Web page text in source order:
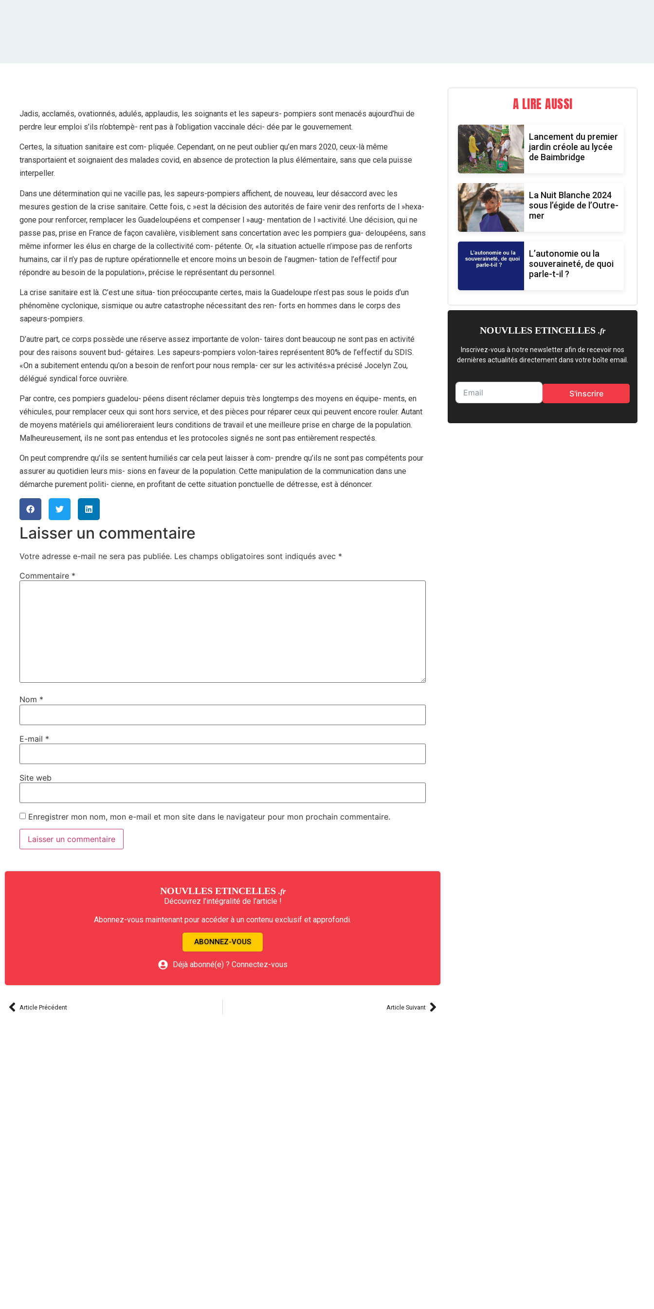
Jadis, acclamés, ovationnés, adulés, applaudis, les soignants et les sapeurs- pompiers sont menacés aujourd’hui de
perdre leur emploi s’ils n’obtempè- rent pas à l’obligation vaccinale déci- dée par le gouvernement.
Certes, la situation sanitaire est com- pliquée. Cependant, on ne peut oublier qu’en mars 2020, ceux-là même
transportaient et soignaient des malades covid, en absence de protection la plus élémentaire, sans que cela puisse
interpeller.
Dans une détermination qui ne vacille pas, les sapeurs-pompiers affichent, de nouveau, leur désaccord avec les
mesures gestion de la crise sanitaire. Cette fois, c »est la décision des autorités de faire venir des renforts de l »hexa-
gone pour renforcer, remplacer les Guadeloupéens et compenser l »aug- mentation de l »activité. Une décision, qui ne
passe pas, prise en France de façon cavalière, visiblement sans concertation avec les pompiers gua- deloupéens, sans
même informer les élus en charge de la collectivité com- pétente. Or, «la situation actuelle n’impose pas de renforts
humains, car il n’y pas de rupture opérationnelle et encore moins un besoin de l’augmen- tation de l’effectif pour
répondre au besoin de la population», précise le représentant du personnel.
La crise sanitaire est là. C’est une situa- tion préoccupante certes, mais la Guadeloupe n’est pas sous le poids d’un
phénomène cyclonique, sismique ou autre catastrophe nécessitant des ren- forts en hommes dans le corps des
sapeurs-pompiers.
D’autre part, ce corps possède une réserve assez importante de volon- taires dont beaucoup ne sont pas en activité
pour des raisons souvent bud- gétaires. Les sapeurs-pompiers volon-taires représentent 80% de l’effectif du SDIS.
«On a subitement entendu qu’on a besoin de renfort pour nous rempla- cer sur les activités»a précisé Jocelyn Zou,
délégué syndical force ouvrière.
Par contre, ces pompiers guadelou- péens disent réclamer depuis très longtemps des moyens en équipe- ments, en
véhicules, pour remplacer ceux qui sont hors service, et des pièces pour réparer ceux qui peuvent encore rouler. Autant
de moyens matériels qui amélioreraient leurs conditions de travail et une meilleure prise en charge de la population.
Malheureusement, ils ne sont pas entendus et les protocoles signés ne sont pas entièrement respectés.
On peut comprendre qu’ils se sentent humiliés car cela peut laisser à com- prendre qu’ils ne sont pas compétents pour
assurer au quotidien leurs mis- sions en faveur de la population. Cette manipulation de la communication dans une
démarche purement politi- cienne, en profitant de cette situation ponctuelle de détresse, est à dénoncer.
Laisser un commentaire
Votre adresse e-mail ne sera pas publiée. Les champs obligatoires sont indiqués avec *
Commentaire *
Nom *
E-mail *
Site web
Enregistrer mon nom, mon e-mail et mon site dans le navigateur pour mon prochain commentaire.
NOUVLLES ETINCELLES .fr
Découvrez l’intégralité de l’article !
Abonnez-vous maintenant pour accéder à un contenu exclusif et approfondi.
ABONNEZ-VOUS
Déjà abonné(e) ? Connectez-vous
Article Précédent Article Suivant
A LIRE AUSSI
Lancement du premier
jardin créole au lycée
de Baimbridge
La Nuit Blanche 2024
sous l’égide de l’Outre-
mer
L’autonomie ou la
souveraineté, de quoi
parle-t-il ?
NOUVLLES ETINCELLES .fr
Inscrivez-vous à notre newsletter afin de recevoir nos
dernières actualités directement dans votre boîte email.
S'inscrire